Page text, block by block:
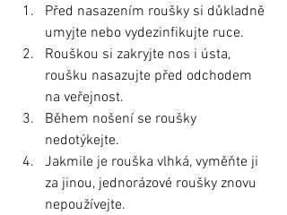
Před nasazením roušky si důkladně
umyjte nebo vydezinfikujte ruce.
Rouškou si zakryjte nos i ústa,
roušku nasazujte před odchodem
na veřejnost.
Během nošení se roušky
nedotýkejte.
Jakmile je rouška vlhká, vyměňte ji
za jinou, jednorázové roušky znovu
nepoužívejte.